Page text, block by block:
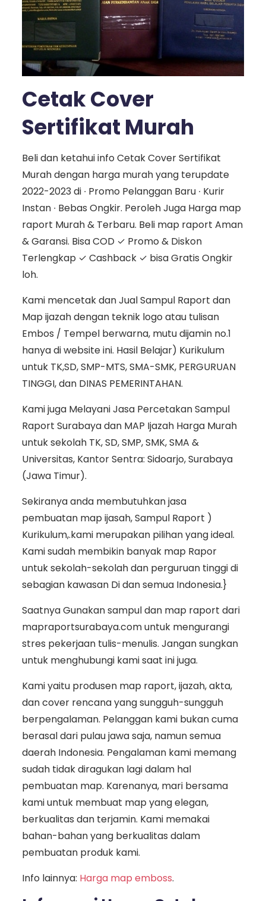
Cetak Cover
Sertifikat Murah
Beli dan ketahui info Cetak Cover Sertifikat
Murah dengan harga murah yang terupdate
2022-2023 di ∙ Promo Pelanggan Baru ∙ Kurir
Instan ∙ Bebas Ongkir. Peroleh Juga Harga map
raport Murah & Terbaru. Beli map raport Aman
& Garansi. Bisa COD ✓ Promo & Diskon
Terlengkap ✓ Cashback ✓ bisa Gratis Ongkir
loh.
Kami mencetak dan Jual Sampul Raport dan
Map ijazah dengan teknik logo atau tulisan
Embos / Tempel berwarna, mutu dijamin no.1
hanya di website ini. Hasil Belajar) Kurikulum
untuk TK,SD, SMP-MTS, SMA-SMK, PERGURUAN
TINGGI, dan DINAS PEMERINTAHAN.
Kami juga Melayani Jasa Percetakan Sampul
Raport Surabaya dan MAP Ijazah Harga Murah
untuk sekolah TK, SD, SMP, SMK, SMA &
Universitas, Kantor Sentra: Sidoarjo, Surabaya
(Jawa Timur).
Sekiranya anda membutuhkan jasa
pembuatan map ijasah, Sampul Raport )
Kurikulum,.kami merupakan pilihan yang ideal.
Kami sudah membikin banyak map Rapor
untuk sekolah-sekolah dan perguruan tinggi di
sebagian kawasan Di dan semua Indonesia.}
Saatnya Gunakan sampul dan map raport dari
mapraportsurabaya.com untuk mengurangi
stres pekerjaan tulis-menulis. Jangan sungkan
untuk menghubungi kami saat ini juga.
Kami yaitu produsen map raport, ijazah, akta,
dan cover rencana yang sungguh-sungguh
berpengalaman. Pelanggan kami bukan cuma
berasal dari pulau jawa saja, namun semua
daerah Indonesia. Pengalaman kami memang
sudah tidak diragukan lagi dalam hal
pembuatan map. Karenanya, mari bersama
kami untuk membuat map yang elegan,
berkualitas dan terjamin. Kami memakai
bahan-bahan yang berkualitas dalam
pembuatan produk kami.
Info lainnya: Harga map emboss.